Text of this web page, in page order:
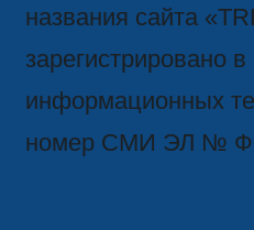
названия сайта
зарегистрировано
информационных
номер СМИ ЭЛ №